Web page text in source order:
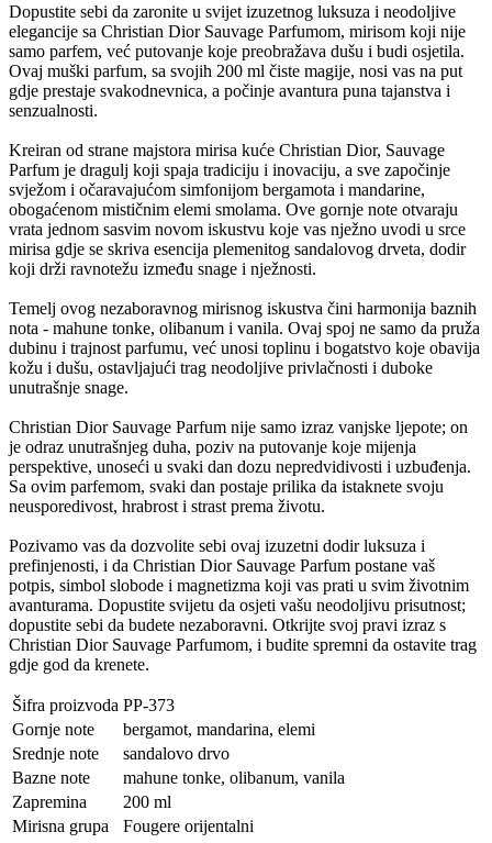
Dopustite sebi da zaronite u svijet izuzetnog luksuza i neodoljive
elegancije sa Christian Dior Sauvage Parfumom, mirisom koji nije
samo parfem, već putovanje koje preobražava dušu i budi osjetila.
Ovaj muški parfum, sa svojih 200 ml čiste magije, nosi vas na put
gdje prestaje svakodnevnica, a počinje avantura puna tajanstva i
senzualnosti.
Kreiran od strane majstora mirisa kuće Christian Dior, Sauvage
Parfum je dragulj koji spaja tradiciju i inovaciju, a sve započinje
svježom i očaravajućom simfonijom bergamota i mandarine,
obogaćenom mističnim elemi smolama. Ove gornje note otvaraju
vrata jednom sasvim novom iskustvu koje vas nježno uvodi u srce
mirisa gdje se skriva esencija plemenitog sandalovog drveta, dodir
koji drži ravnotežu između snage i nježnosti.
Temelj ovog nezaboravnog mirisnog iskustva čini harmonija baznih
nota - mahune tonke, olibanum i vanila. Ovaj spoj ne samo da pruža
dubinu i trajnost parfumu, već unosi toplinu i bogatstvo koje obavija
kožu i dušu, ostavljajući trag neodoljive privlačnosti i duboke
unutrašnje snage.
Christian Dior Sauvage Parfum nije samo izraz vanjske ljepote; on
je odraz unutrašnjeg duha, poziv na putovanje koje mijenja
perspektive, unoseći u svaki dan dozu nepredvidivosti i uzbuđenja.
Sa ovim parfemom, svaki dan postaje prilika da istaknete svoju
neusporedivost, hrabrost i strast prema životu.
Pozivamo vas da dozvolite sebi ovaj izuzetni dodir luksuza i
prefinjenosti, i da Christian Dior Sauvage Parfum postane vaš
potpis, simbol slobode i magnetizma koji vas prati u svim životnim
avanturama. Dopustite svijetu da osjeti vašu neodoljivu prisutnost;
dopustite sebi da budete nezaboravni. Otkrijte svoj pravi izraz s
Christian Dior Sauvage Parfumom, i budite spremni da ostavite trag
gdje god da krenete.
Šifra proizvoda PP-373
Gornje note
bergamot, mandarina, elemi
Srednje note
sandalovo drvo
Bazne note
mahune tonke, olibanum, vanila
Zapremina
200 ml
Mirisna grupa
Fougere orijentalni